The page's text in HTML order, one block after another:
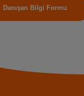
Danışan Bilgi Formu